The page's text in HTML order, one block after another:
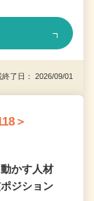
了日： 2026/09/01
＞
かす人材
ジション